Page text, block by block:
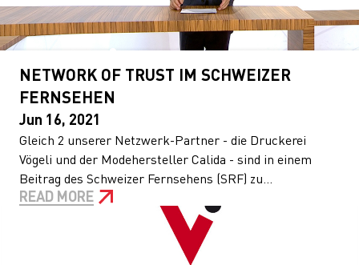
NETWORK OF TRUST IM SCHWEIZER
FERNSEHEN
Jun 16, 2021
Gleich 2 unserer Netzwerk-Partner - die Druckerei
Vögeli und der Modehersteller Calida - sind in einem
Beitrag des Schweizer Fernsehens (SRF) zu...
READ MORE